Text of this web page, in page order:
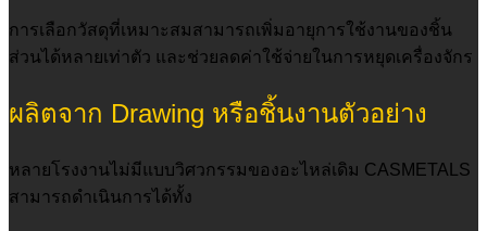
การเลือกวัสดุที่เหมาะสมสามารถเพิ่มอายุการใช้งานของชิ้น
ส่วนได้หลายเท่าตัว และช่วยลดค่าใช้จ่ายในการหยุดเครื่องจักร
ผลิตจาก Drawing หรือชิ้นงานตัวอย่าง
หลายโรงงานไม่มีแบบวิศวกรรมของอะไหล่เดิม CASMETALS
สามารถดำเนินการได้ทั้ง